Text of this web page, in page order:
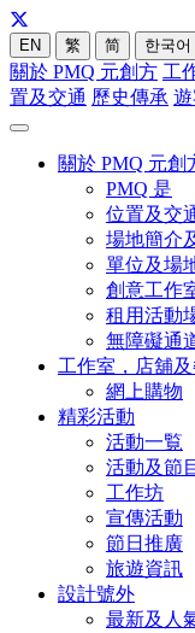
EN 繁 简 한국어
關於 PMQ 元創方 工
置及交通 歷史傳承
關於 PMQ 元創
PMQ 是
位置及交
場地簡介
單位及場
創意工作
租用活動
無障礙通
工作室，店舖
網上購物
精彩活動
活動一覧
活動及節
工作坊
宣傳活動
節日推廣
旅遊資訊
設計號外
最新及人